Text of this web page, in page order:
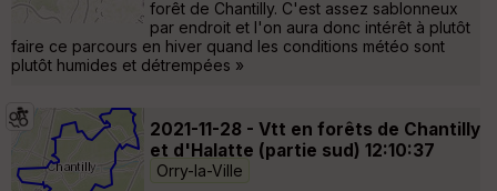
forêt de Chantilly. C'est assez sablonneux
par endroit et l'on aura donc intérêt à plutôt
faire ce parcours en hiver quand les conditions météo sont
plutôt humides et détrempées »
2021-11-28 - Vtt en forêts de Chantilly
et d'Halatte (partie sud) 12:10:37
Orry-la-Ville